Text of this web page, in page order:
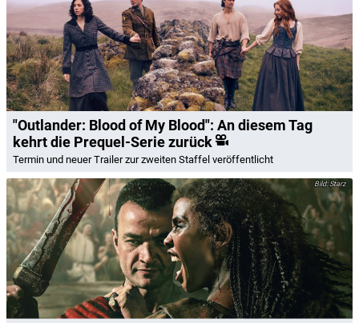
"Outlander: Blood of My Blood": An diesem Tag
kehrt die Prequel-Serie zurück
Termin und neuer Trailer zur zweiten Staffel veröffentlicht
Starz